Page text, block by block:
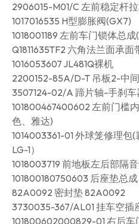
2906015-M01/C 左前稳定杆
1017016535 H型膨胀阀(GX7)
1018001189 左前车门锁体总成
Q1811635TF2 六角法兰面承面
1016053607 JL481Q裸机
2200152-85A/D-T 吊板2-中
3507124-02/A 蹄片轴-手刹车
101800467400602 左前门槛
色、雅达)
1014003361-01 外球笼修理包
LG-1）
1018003719 前地板左后部隔
101800180750603 后座垫总
82A0092 密封垫 82A0092
3730035-367/AL01 挂车空插
101800602000829-01 右后